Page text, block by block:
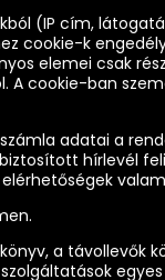
(IP cím,
cookie-k
elemei csak
cookie-ban
adatai a
hírlevél
a távollevők
egyes